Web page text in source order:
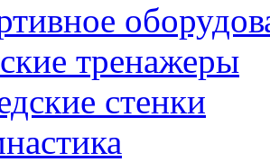
тренажеры
стенки